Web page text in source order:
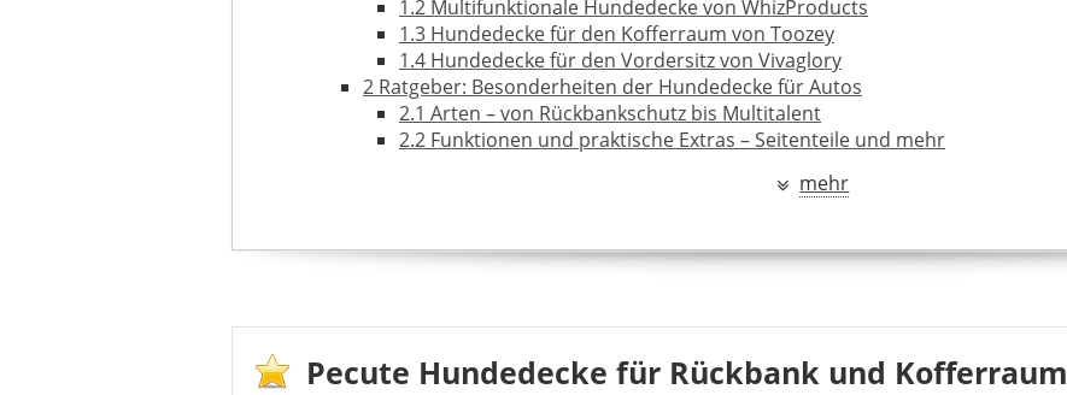
KYG
28,99 €*
RUDELKÖNIG
46,95 €*
1.2 Multifunktionale Hundedecke von WhizProducts
1.3 Hundedecke für den Kofferraum von Toozey
1.4 Hundedecke für den Vordersitz von Vivaglory
2 Ratgeber: Besonderheiten der Hundedecke für Autos
2.1 Arten – von Rückbankschutz bis Multitalent
2.2 Funktionen und praktische Extras – Seitenteile und mehr
4Tipps zur Reinigung – regelmäßig und materialabhängig
Beliebte Hersteller – 3 deutsche Anbieter im Fokus
7Weiterführende Links
mehr
Pecute Hundedecke für Rückbank und Kofferraum